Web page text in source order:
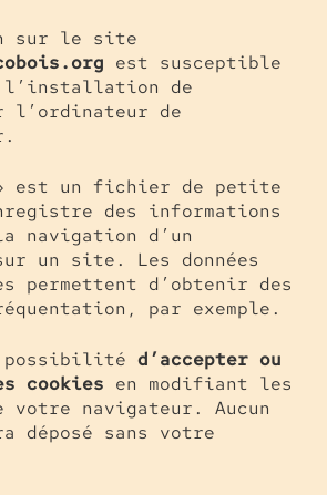
sur le site
est susceptible
l’installation de
l’ordinateur de
est un fichier de petite
des informations
navigation d’un
un site. Les données
permettent d’obtenir des
par exemple.
possibilité d’accepter ou
cookies en modifiant les
votre navigateur. Aucun
déposé sans votre